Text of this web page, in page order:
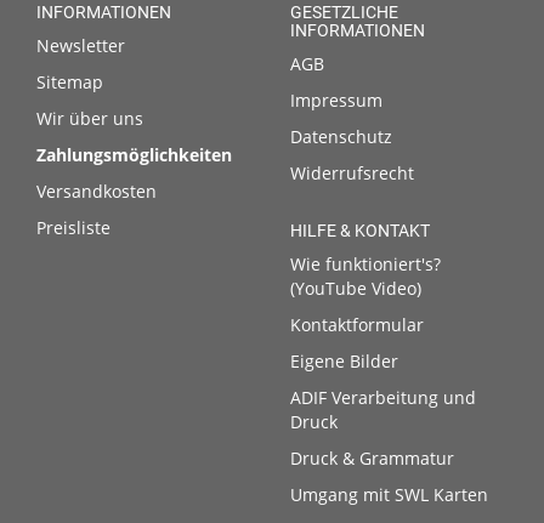
INFORMATIONEN
Newsletter
Sitemap
Wir über uns
Zahlungsmöglichkeiten
Versandkosten
Preisliste
GESETZLICHE
INFORMATIONEN
AGB
Impressum
Datenschutz
Widerrufsrecht
HILFE & KONTAKT
Wie funktioniert's?
(YouTube Video)
Kontaktformular
Eigene Bilder
ADIF Verarbeitung und
Druck
Druck & Grammatur
Umgang mit SWL Karten